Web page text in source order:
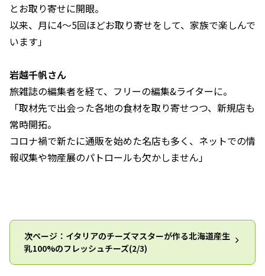
とお取り寄せに開眼。
以来、月に4～5回ほどお取り寄せをして、家族で楽しんで
います」
岩越千帆さん
旅雑誌の編集者を経て、フリーの編集&ライターに。
「取材先で出会った各地の食材を取り寄せつつ、新規店も
常時開拓。
コロナ禍で新たに通販を始めた名店も多く、ネットでの情
報収集や物産展のパトロールも欠かしません」
次ページ：イタリアのチーズマスターが作る北海道産生
乳100%のフレッシュチーズ(2/3)